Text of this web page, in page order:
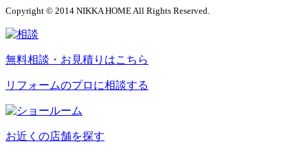
Copyright © 2014 NIKKA HOME All Rights Reserved.
無料相談・お見積りはこちら
リフォームのプロに相談する
お近くの店舗を探す